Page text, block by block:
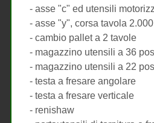
- asse "c" ed utensili
- asse "y", corsa tavola
- cambio pallet a 2 tavole
- magazzino utensili a 36
- magazzino utensili a 22
- testa a fresare angolare
- testa a fresare verticale
- renishaw